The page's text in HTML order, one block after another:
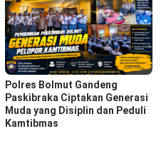
Polres Bolmut Gandeng
Paskibraka Ciptakan Generasi
Muda yang Disiplin dan Peduli
Kamtibmas